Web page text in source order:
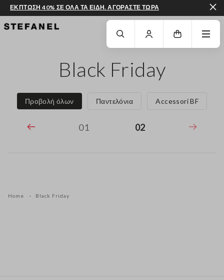
ΜΕΤΆΒΑΣΗ ΣΤΟ ΚΎΡΙΟ ΠΕΡΙΕΧΌΜΕΝΟΚΑΤΕΒΕΊΤΕ ΣΤΟ ΚΆΤΩ ΜΈΡΟΣ
ΕΚΠΤΩΣΗ 40% ΣΕ ΟΛΑ ΤΑ ΕΙΔΗ. ΑΓΟΡΑΣΤΕ ΤΩΡΑ
Black Friday
Προβολή όλων Παντελόνια Accessori BF
01 02
Home Black Friday